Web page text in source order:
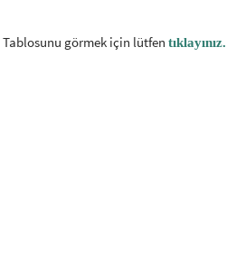
görmek için lütfen tıklayınız.